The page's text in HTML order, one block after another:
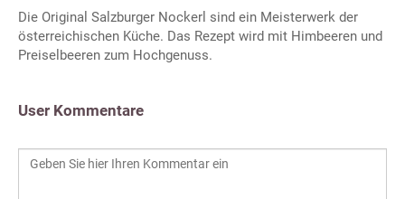
Die Original Salzburger Nockerl sind ein Meisterwerk der
österreichischen Küche. Das Rezept wird mit Himbeeren und
Preiselbeeren zum Hochgenuss.
User Kommentare